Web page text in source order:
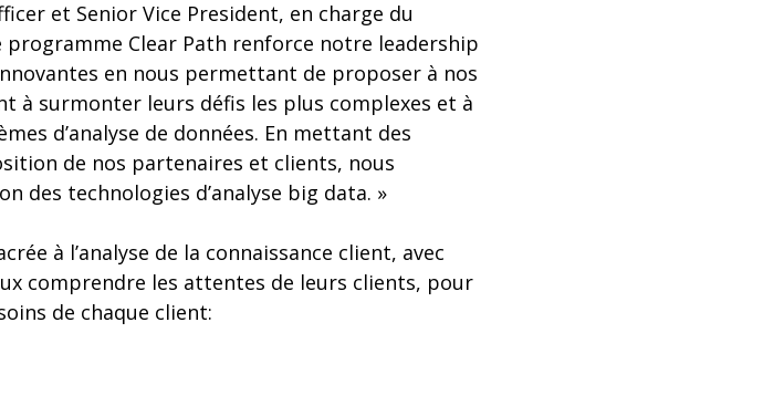
et Senior Vice President, en charge du
programme Clear Path renforce notre leadership
en nous permettant de proposer à nos
à surmonter leurs défis les plus complexes et à
d’analyse de données. En mettant des
de nos partenaires et clients, nous
des technologies d’analyse big data. »
à l’analyse de la connaissance client, avec
comprendre les attentes de leurs clients, pour
de chaque client: